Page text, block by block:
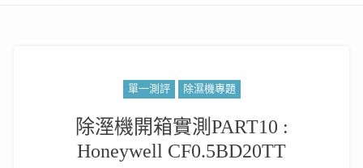
單一測評 除濕機專題
除溼機開箱實測PART10 :
Honeywell CF0.5BD20TT